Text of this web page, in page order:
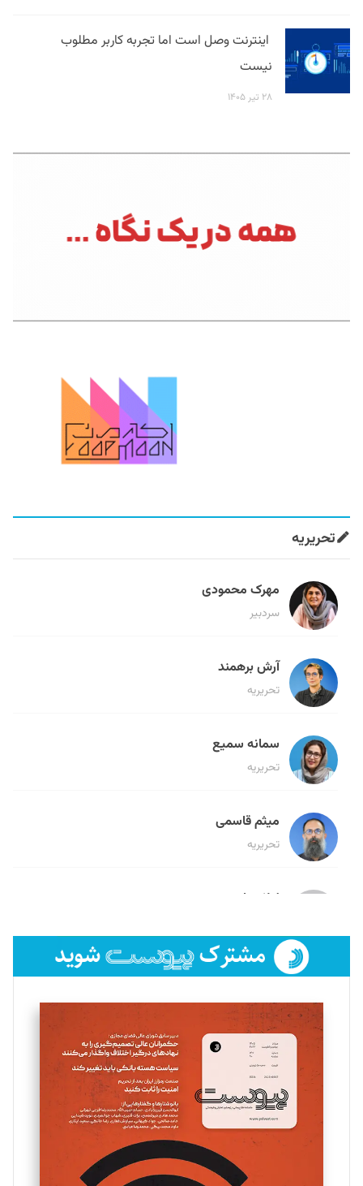
اینترنت وصل است اما تجربه کاربر مطلوب
نیست
۲۸ تیر ۱۴۰۵
تحریریه
مهرک محمودی
سردبیر
آرش برهمند
تحریریه
سمانه سمیع
تحریریه
میثم قاسمی
تحریریه
لیلا حنارود
فائزه فتحی رستمی
تحریریه
سروش کرمیان
تحریریه
مینا پاکدل